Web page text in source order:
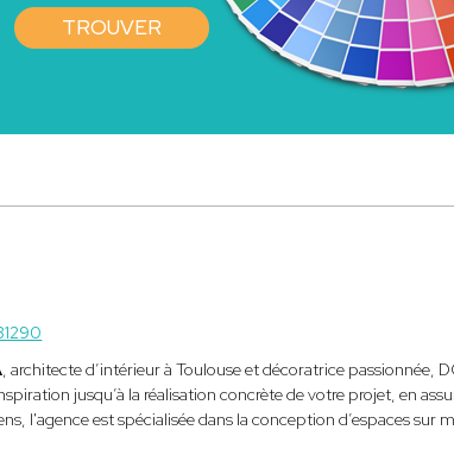
TROUVER
, architecte d’intérieur à Toulouse et décoratrice passionnée,
jusqu’à la réalisation concrète de votre projet, en
l'agence est spécialisée dans la conception d’espaces